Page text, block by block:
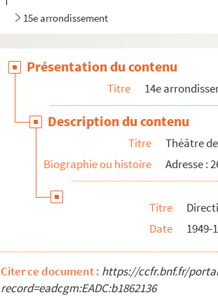
15e arrondissement
Présentation du contenu
Titre 14e
Description du contenu
Titre
Théâtre
Biographie ou histoire
Adresse :
Titre
Date
1949-
Citer ce document : https://ccfr.bnf.fr/
record=eadcgm:EADC:b1862136